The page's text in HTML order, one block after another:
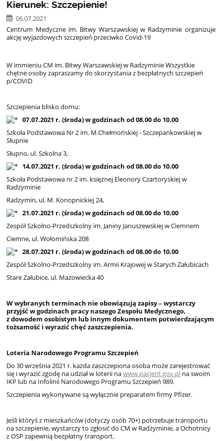
Kierunek: Szczepienie!
06.07.2021
Centrum Medyczne im. Bitwy Warszawskiej w Radzyminie organizuje
akcję wyjazdowych szczepień przeciwko Covid-19
W immieniu CM im. Bitwy Warszawskiej w Radzyminie Wszystkie
chętne osoby zapraszamy do skorzystania z bezpłatnych szczepień
p/COVID
Szczepienia blisko domu:
07.07.2021 r. (środa) w godzinach od 08.00 do 10.00
Szkoła Podstawowa Nr 2 im. M.Chełmońskiej - Szczepankowskiej w
Słupnie
Słupno, ul. Szkolna 3,
14.07.2021 r. (środa) w godzinach od 08.00 do 10.00
Szkoła Podstawowa nr 2 im. księżnej Eleonory Czartoryskiej w
Radzyminie
Radzymin, ul. M. Konopnickiej 24,
21.07.2021 r. (środa) w godzinach od 08.00 do 10.00
Zespół Szkolno-Przedszkolny im. Janiny Januszewskiej w Ciemnem
Ciemne, ul. Wołomińska 208
28.07.2021 r. (środa) w godzinach od 08.00 do 10.00
Zespół Szkolno-Przedszkolny im. Armii Krajowej w Starych Załubicach
Stare Załubice, ul. Mazowiecka 40
W wybranych terminach nie obowiązują zapisy – wystarczy
przyjść w godzinach pracy naszego Zespołu Medycznego,
z dowodem osobistym lub innym dokumentem potwierdzającym
tożsamość i wyrazić chęć zaszczepienia.
Loteria Narodowego Programu Szczepień
Do 30 września 2021 r. każda zaszczepiona osoba może zarejestrować
się i wyrazić zgodę na udział w loterii nawww.pacjent.gov.pl na swoim
IKP lub na Infolinii Narodowego Programu Szczepień 989.
Szczepienia wykonywane są wyłącznie preparatem firmy Pfizer.
Jeśli któryś z mieszkańców (dotyczy osób 70+) potrzebuje transportu
na szczepienie, wystarczy to zgłosić do CM w Radzyminie, a Ochotnicy
z OSP zapewnią bezpłatny transport.